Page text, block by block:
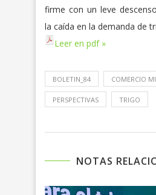
firme con un leve
la caída en la demanda de
Leer en pdf »
BOLETIN_84 COMERCIO
PERSPECTIVAS TRIGO
NOTAS